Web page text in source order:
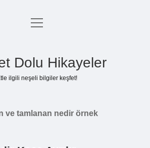
Anasayfa
menüyü
Dolu Hikayeler
ilgili neşeli bilgiler keşfet!
ve tamlanan nedir örnek